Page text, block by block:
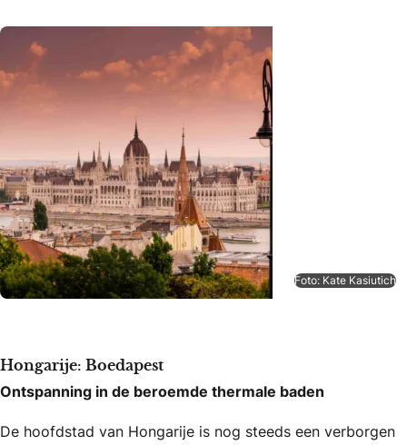
Foto: Kate Kasiutich
Hongarije: Boedapest
Ontspanning in de beroemde thermale baden
De hoofdstad van Hongarije is nog steeds een verborgen